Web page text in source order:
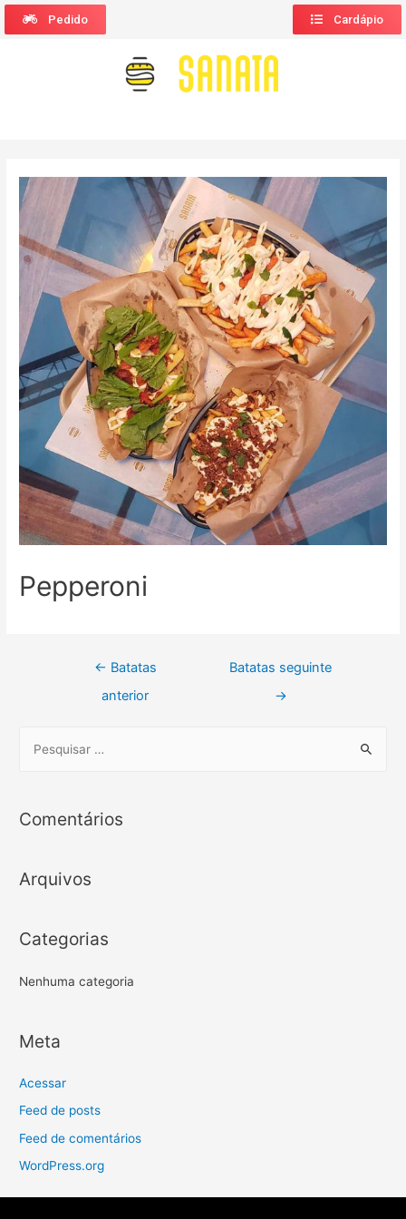
Pedido Cardápio
Pepperoni
← Batatas
anterior
Batatas seguinte
→
Comentários
Arquivos
Categorias
Nenhuma categoria
Meta
Acessar
Feed de posts
Feed de comentários
WordPress.org